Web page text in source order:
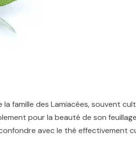
famille des Lamiacées, souvent
pour la beauté de son
avec le thé effectivement